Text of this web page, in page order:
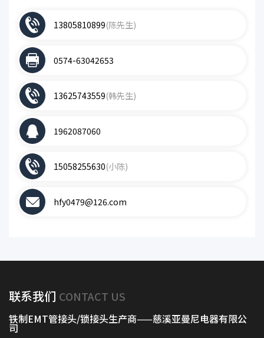
13805810899(陈先生)
0574-63042653
13625743559(韩先生)
1962087060
15058255630(小陈)
hfy0479@126.com
联系我们 CONTACT US
铁制EMT管接头/锁接头生产商——慈溪亚曼尼电器有限公
司